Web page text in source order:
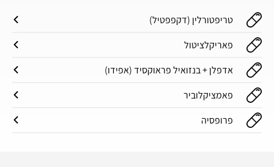
טריפטורלין (דקפפטיל)
פאריקלציטול
אדפלן + בנזואיל פראוקסיד (אפידו)
פאמציקלוביר
פרופסיה